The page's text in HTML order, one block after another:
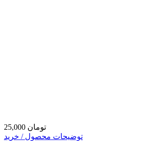
25,000 تومان
توضیحات محصول / خرید